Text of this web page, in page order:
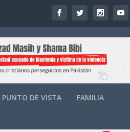
PUNTO DE VISTA FAMILIA